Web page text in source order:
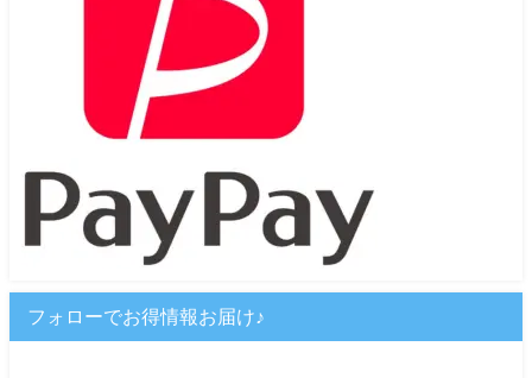
フォローでお得情報お届け♪